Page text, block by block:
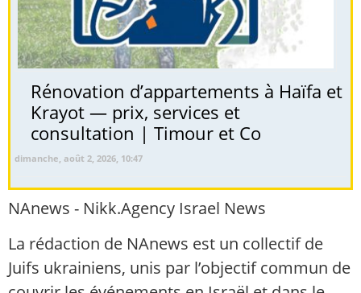
Rénovation d’appartements à Haïfa et
Krayot — prix, services et
consultation | Timour et Co
dimanche, août 2, 2026, 10:47
NAnews - Nikk.Agency Israel News
La rédaction de NAnews est un collectif de
Juifs ukrainiens, unis par l’objectif commun de